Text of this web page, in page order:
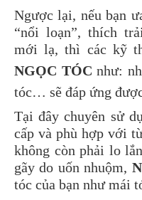
Ngược lại, nếu bạn
“nổi loạn”, thích
mới lạ, thì các kỹ
NGỌC TÓC như:
tóc… sẽ đáp ứng
Tại đây chuyên sử
cấp và phù hợp với
không còn phải lo
gãy do uốn nhuộm,
tóc của bạn như mái